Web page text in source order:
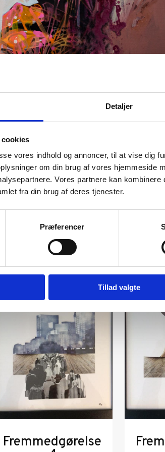
Detaljer
vores indhold og annoncer, til at vise dig
om din brug af vores hjemmeside
Vores partnere kan
fra din brug af deres tjenester.
Præferencer
Tillad valgte
Fremmedgørelse